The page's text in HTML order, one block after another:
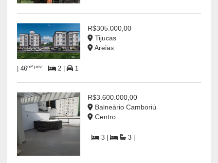
R$305.000,00
Tijucas
Areias
| 46m² priv. 2 | 1
R$3.600.000,00
Balneário Camboriú
Centro
3 | 3 |